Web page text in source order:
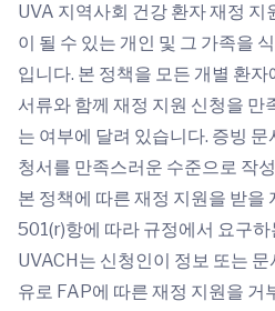
UVA 지역사회 건강 환자 재정
이 될 수 있는 개인 및 그 가족을
입니다. 본 정책을 모든 개별 환
서류와 함께 재정 지원 신청을
는 여부에 달려 있습니다. 증빙
청서를 만족스러운 수준으로 작
본 정책에 따른 재정 지원을 받을
501(r)항에 따라 규정에서 요구
UVACH는 신청인이 정보 또는
유로 FAP에 따른 재정 지원을 거